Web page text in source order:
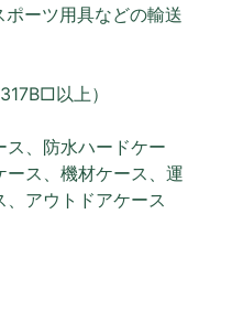
ーツ用具などの輸送
以上）
、防水ハードケー
ス、機材ケース、運
アウトドアケース